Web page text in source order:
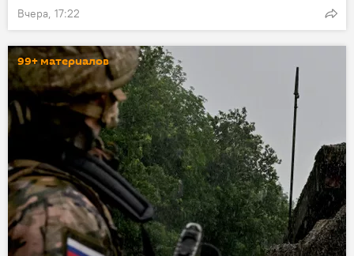
Вчера, 17:22
99+ материалов